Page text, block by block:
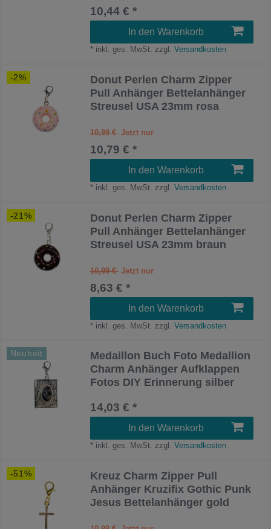
10,44 € *
In den Warenkorb
* inkl. ges. MwSt. zzgl. Versandkosten
-2%
Donut Perlen Charm Zipper
Pull Anhänger Bettelanhänger
Streusel USA 23mm rosa
10,99 €
10,79 € *
In den Warenkorb
* inkl. ges. MwSt. zzgl. Versandkosten
-21%
Donut Perlen Charm Zipper
Pull Anhänger Bettelanhänger
Streusel USA 23mm braun
10,99 €
8,63 € *
In den Warenkorb
* inkl. ges. MwSt. zzgl. Versandkosten
Neuheit
Medaillon Buch Foto Medallion
Charm Anhänger Aufklappen
Fotos DIY Erinnerung silber
14,03 € *
In den Warenkorb
* inkl. ges. MwSt. zzgl. Versandkosten
-51%
Kreuz Charm Zipper Pull
Anhänger Kruzifix Gothic Punk
Jesus Bettelanhänger gold